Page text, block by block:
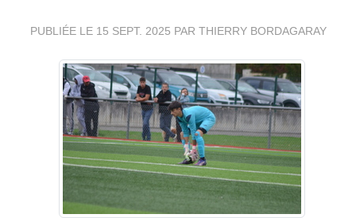
PUBLIÉE LE 15 SEPT. 2025 PAR THIERRY BORDAGARAY